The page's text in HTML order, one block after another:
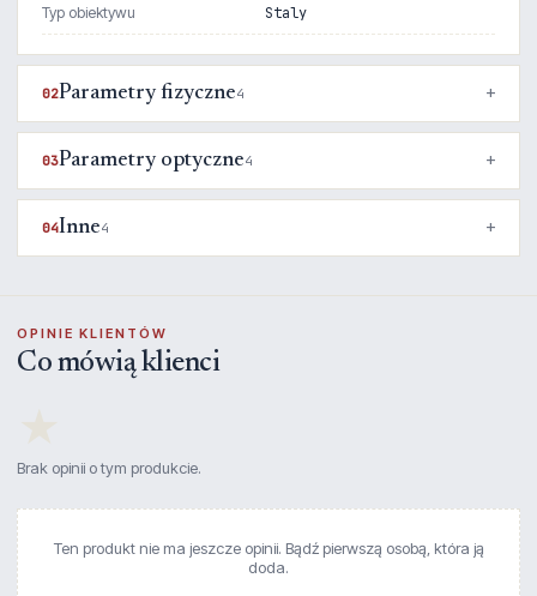
Typ obiektywu Staly
02Parametry fizyczne4
03Parametry optyczne4
04Inne4
OPINIE KLIENTÓW
Co mówią klienci
Brak opinii o tym produkcie.
Ten produkt nie ma jeszcze opinii. Bądź pierwszą osobą, która ją
doda.